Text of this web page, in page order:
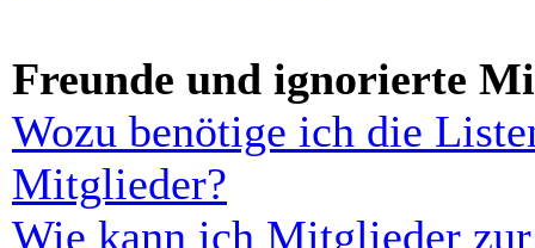
Freunde und ignorierte
Wozu benötige ich die
Mitglieder?
Wie kann ich Mitglieder